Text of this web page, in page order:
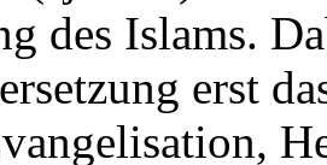
des Islams.
erst